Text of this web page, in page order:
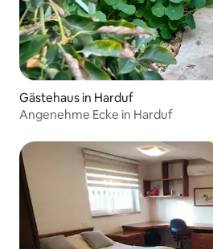
Gästehaus in Harduf
Angenehme Ecke in Harduf